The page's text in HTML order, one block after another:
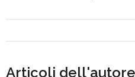
Articoli dell'autore